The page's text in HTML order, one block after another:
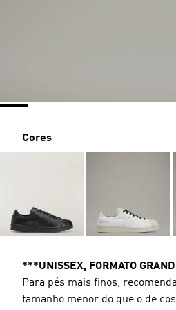
Cores
***UNISSEX, FORMATO
Para pés mais finos,
tamanho menor do que o de